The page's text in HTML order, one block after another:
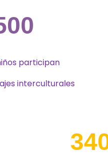
participan
interculturales